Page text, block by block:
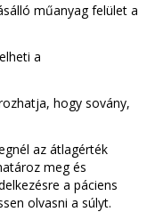
műanyag felület a
a
hogy sovány,
az átlagérték
meg és
a páciens
olvasni a súlyt.